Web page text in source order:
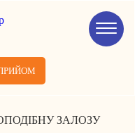
ЗАЛОЗУ